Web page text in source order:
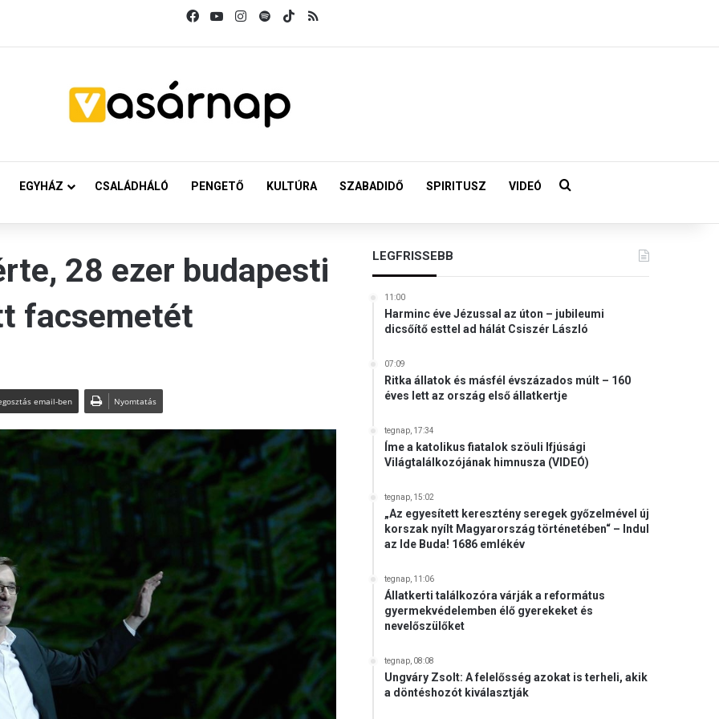
FacebookYouTubeInstagramSpotifyTikTokRSS
EGYHÁZ CSALÁDHÁLÓ PENGETŐ KULTÚRA SZABADIDŐ SPIRITUSZ VIDEÓ Keresés:
28 ezer budapesti
facsemetét
email-ben Nyomtatás
LEGFRISSEBB
11:00
Harminc éve Jézussal az úton – jubileumi
dicsőítő esttel ad hálát Csiszér László
07:09
Ritka állatok és másfél évszázados múlt – 160
éves lett az ország első állatkertje
tegnap, 17:34
Íme a katolikus fiatalok szöuli Ifjúsági
Világtalálkozójának himnusza (VIDEÓ)
tegnap, 15:02
„Az egyesített keresztény seregek győzelmével új
korszak nyílt Magyarország történetében“ – Indul
az Ide Buda! 1686 emlékév
tegnap, 11:06
Állatkerti találkozóra várják a református
gyermekvédelemben élő gyerekeket és
nevelőszülőket
tegnap, 08:08
Ungváry Zsolt: A felelősség azokat is terheli, akik
a döntéshozót kiválasztják